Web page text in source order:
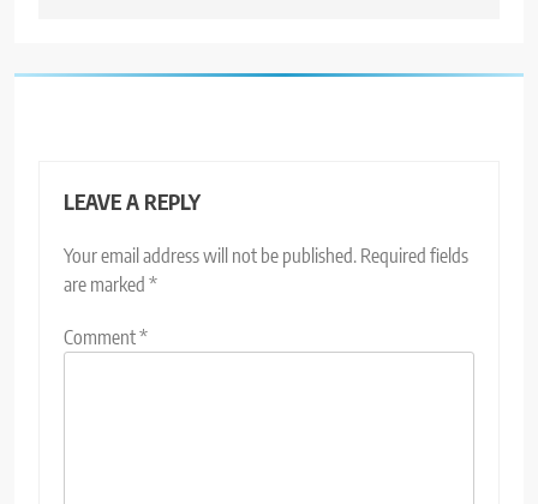
LEAVE A REPLY
Your email address will not be published. Required fields
are marked *
Comment*